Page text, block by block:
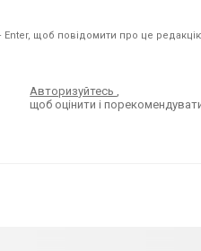
Enter, щоб повідомити про це
Авторизуйтесь
щоб оцінити і